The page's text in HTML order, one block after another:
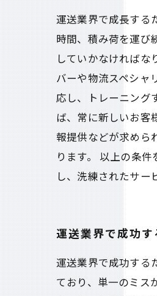
運送業界で成長する
時間、積み荷を運び
していかなければな
バーや物流スペシャ
応し、トレーニング
ば、常に新しいお客
報提供などが求めら
ります。 以上の条
し、洗練されたサー
運送業界で成功
運送業界で成功する
ており、単一のミス